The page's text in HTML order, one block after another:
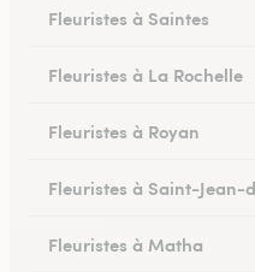
Fleuristes à Saintes
Fleuristes à La Rochelle
Fleuristes à Royan
Fleuristes à Saint-Jean-
Fleuristes à Matha